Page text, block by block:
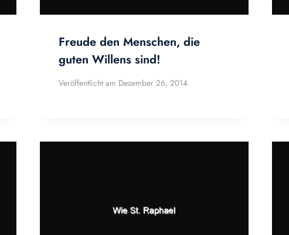
Freude den Menschen, die
guten Willens sind!
Veröffentlicht am Dezember 26, 2014